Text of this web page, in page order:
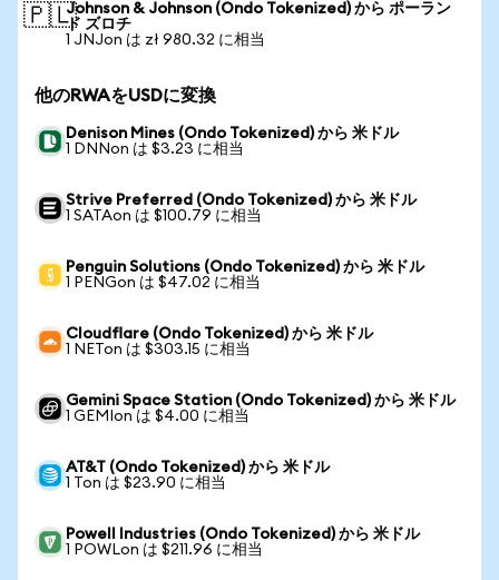
🇵🇱Johnson & Johnson (Ondo Tokenized) から ポーラン
ド ズロチ
1 JNJon は zł 980.32 に相当
他のRWAをUSDに変換
Denison Mines (Ondo Tokenized) から 米ドル
1 DNNon は $3.23 に相当
Strive Preferred (Ondo Tokenized) から 米ドル
1 SATAon は $100.79 に相当
Penguin Solutions (Ondo Tokenized) から 米ドル
1 PENGon は $47.02 に相当
Cloudflare (Ondo Tokenized) から 米ドル
1 NETon は $303.15 に相当
Gemini Space Station (Ondo Tokenized) から 米ドル
1 GEMIon は $4.00 に相当
AT&T (Ondo Tokenized) から 米ドル
1 Ton は $23.90 に相当
Powell Industries (Ondo Tokenized) から 米ドル
1 POWLon は $211.96 に相当